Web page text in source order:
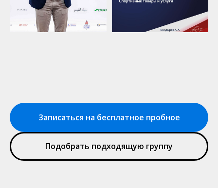
Записаться на бесплатное пробное
Подобрать подходящую группу